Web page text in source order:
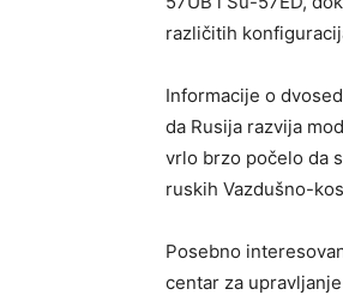
različitih
Informacije o
da Rusija razvija
vrlo brzo počelo da
ruskih Vazdušno-
Posebno
centar za